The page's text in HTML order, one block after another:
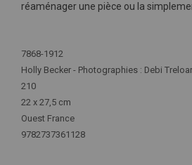
réaménager une pièce ou la
d'infos
7868-1912
Holly Becker - Photographies : Debi Treloar
210
22 x 27,5 cm
Ouest France
9782737361128